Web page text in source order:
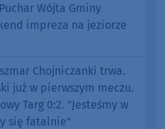
Wójta Gminy
impreza na jeziorze
Chojniczanki trwa.
już w pierwszym meczu.
Targ 0:2. "Jesteśmy w
się fatalnie"